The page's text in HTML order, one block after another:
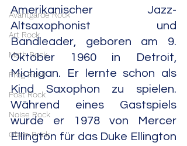
Avantgarde Rock
Art Rock
Math Rock
Prog Rock
Post Rock
Noise Rock
Glam Rock
Amerikanischer Jazz-
Altsaxophonist und
Bandleader, geboren am 9.
Oktober 1960 in Detroit,
Michigan. Er lernte schon als
Kind Saxophon zu spielen.
Während eines Gastspiels
wurde er 1978 von Mercer
Ellington für das Duke Ellington